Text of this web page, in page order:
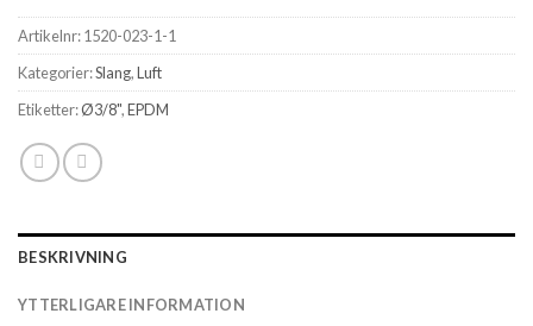
Artikelnr:1520-023-1-1
Kategorier:Slang,Luft
Etiketter:Ø3/8",EPDM
BESKRIVNING
YTTERLIGARE INFORMATION